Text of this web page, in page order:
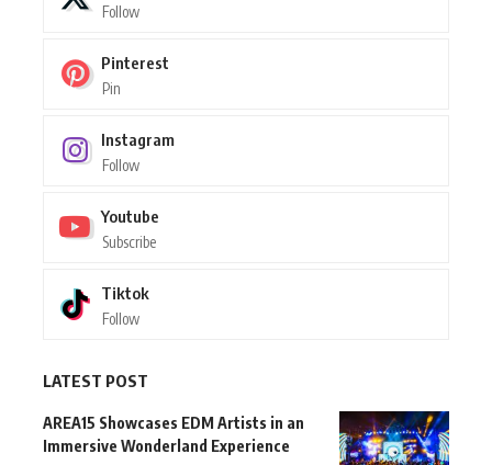
Follow
Pinterest
Pin
Instagram
Follow
Youtube
Subscribe
Tiktok
Follow
LATEST POST
AREA15 Showcases EDM Artists in an
Immersive Wonderland Experience